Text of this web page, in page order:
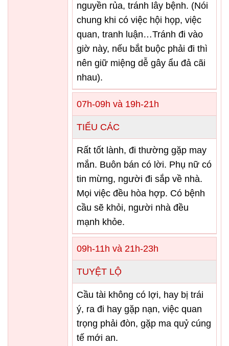
nguyền rủa, tránh lây bệnh. (Nói
chung khi có việc hội họp, việc
quan, tranh luận…Tránh đi vào
giờ này, nếu bắt buộc phải đi thì
nên giữ miệng dễ gây ẩu đả cãi
nhau).
07h-09h và 19h-21h
TIỂU CÁC
Rất tốt lành, đi thường gặp may
mắn. Buôn bán có lời. Phụ nữ có
tin mừng, người đi sắp về nhà.
Mọi việc đều hòa hợp. Có bệnh
cầu sẽ khỏi, người nhà đều
mạnh khỏe.
09h-11h và 21h-23h
TUYỆT LỘ
Cầu tài không có lợi, hay bị trái
ý, ra đi hay gặp nạn, việc quan
trọng phải đòn, gặp ma quỷ cúng
tế mới an.